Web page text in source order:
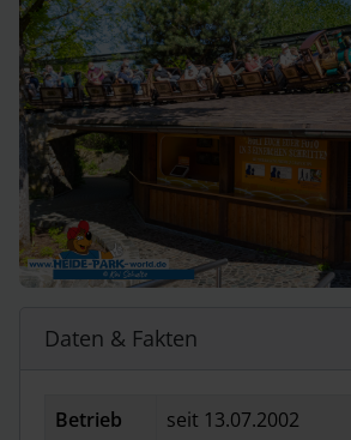
Daten & Fakten
Betrieb
seit 13.07.2002